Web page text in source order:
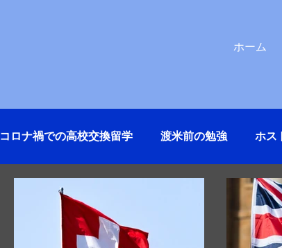
ホーム
コロナ禍での高校交換留学 渡米前の勉強 ホス